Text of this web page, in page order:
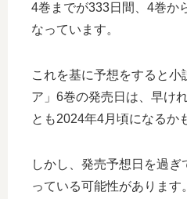
4巻までが333日間、4巻か
なっています。
これを基に予想をすると小
ア」6巻の発売日は、早け
とも2024年4月頃になるか
しかし、発売予想日を過
っている可能性があります